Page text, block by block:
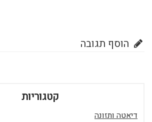
הוסף תגובה
קטגוריות
דיאטה ותזונה